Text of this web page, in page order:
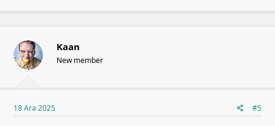
Kaan
New member
18 Ara 2025 #5